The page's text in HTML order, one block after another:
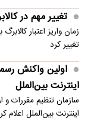
تغییر مهم در
زمان واریز اعتبار
تغییر کرد
اینترنت بین‌الملل
اینترنت بین‌الملل